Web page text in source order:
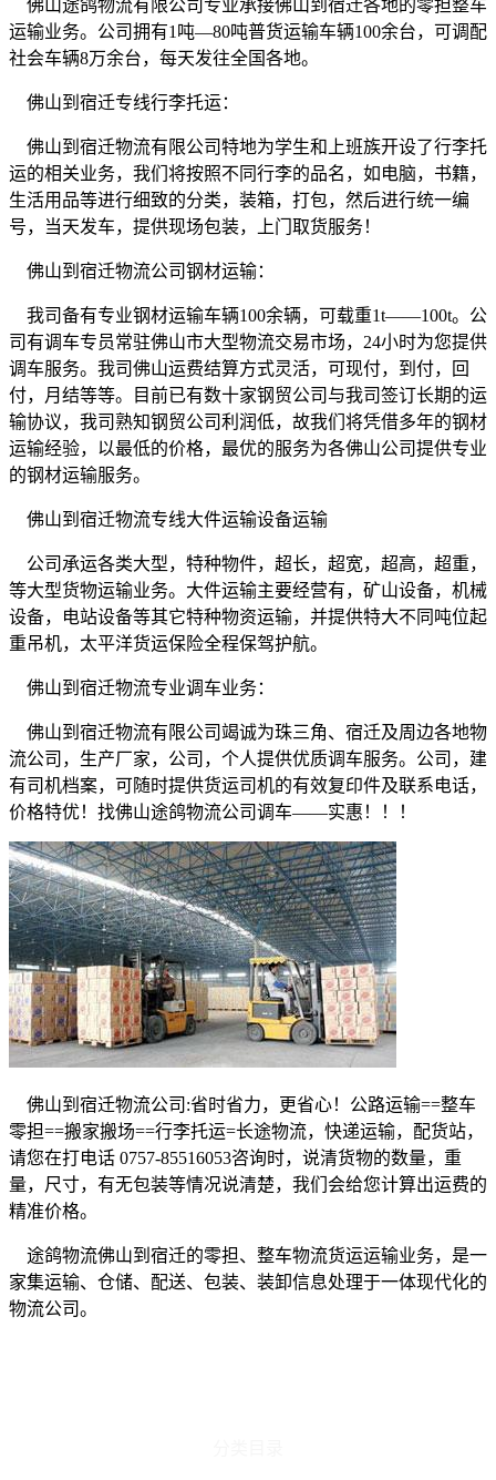
佛山途鸽物流有限公司专业承接佛山到宿迁各地的零担整车
运输业务。公司拥有1 吨—80吨普货运输车辆100余台，可调配
社会车辆8万余台，每天发往全国各地。
佛山到宿迁专线行李托运：
佛山到宿迁物流有限公司特地为学生和上班族开设了行李托
运的相关业务，我们将按照不同行李的品名，如电脑，书籍，
生活用品等进行细致的分类，装箱，打包，然后进行统一编
号，当天发车，提供现场包装，上门取货服务！
佛山到宿迁物流公司钢材运输：
我司备有专业钢材运输车辆100余辆，可载重1t——100t。公
司有调车专员常驻佛山市大型物流交易市场， 24小时为您提供
调车服务。我司佛山运费结算方式灵活，可现付，到付，回
付，月结等等。目前已有数十家钢贸公司与我司签订长期的运
输协议，我司熟知钢贸公司利润低，故我们将凭借多年的钢材
运输经验，以最低的价格，最优的服务为各佛山公司提供专业
的钢材运输服务。
佛山到宿迁物流专线大件运输设备运输
公司承运各类大型，特种物件，超长，超宽，超高，超重，
等大型货物运输业务。大件运输主要经营有，矿山设备，机械
设备，电站设备等其它特种物资运输，并提供特大不同吨位起
重吊机，太平洋货运保险全程保驾护航。
佛山到宿迁物流专业调车业务：
佛山到宿迁物流有限公司竭诚为珠三角、宿迁及周边各地物
流公司，生产厂家，公司，个人提供优质调车服务。公司，建
有司机档案，可随时提供货运司机的有效复印件及联系电话，
价格特优！找佛山途鸽物流公司调车——实惠！！！
佛山到宿迁物流公司 :省时省力，更省心！公路运输==整车
零担==搬家搬场==行李托运=长途物流，快递运输，配货站，
请您在打电话 0757-85516053咨询时，说清货物的数量，重
量，尺寸，有无包装等情况说清楚，我们会给您计算出运费的
精准价格。
途鸽物流佛山到宿迁的零担、整车物流货运运输业务，是一
家集运输、仓储、配送、包装、装卸信息处理于一体现代化的
物流公司。